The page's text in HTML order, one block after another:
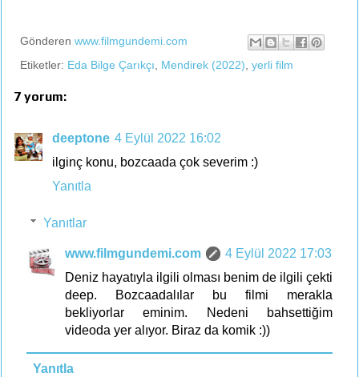
Gönderen www.filmgundemi.com
Etiketler: Eda Bilge Çarıkçı Mendirek (2022) yerli film
7 yorum:
deeptone 4 Eylül 2022 16:02
ilginç konu, bozcaada çok severim :)
Yanıtla
Yanıtlar
www.filmgundemi.com
4 Eylül 2022 17:03
Deniz hayatıyla ilgili olması benim de ilgili çekti
deep. Bozcaadalılar bu filmi merakla
bekliyorlar eminim. Nedeni bahsettiğim
videoda yer alıyor. Biraz da komik :))
Yanıtla